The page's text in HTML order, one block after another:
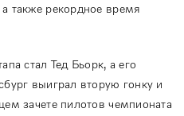
также рекордное время
стал Тед Бьорк, а его
выиграл вторую гонку и
зачете пилотов чемпионата